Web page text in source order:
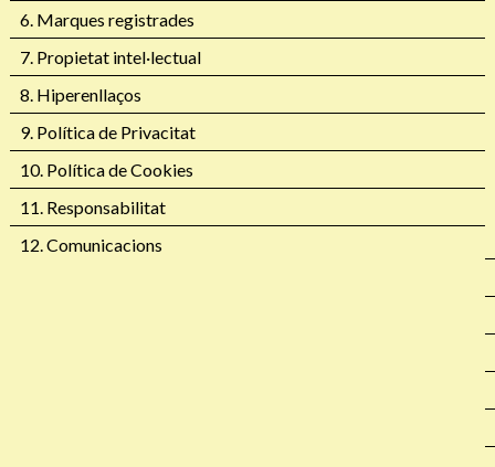
6. Marques registrades
7. Propietat intel·lectual
8. Hiperenllaços
9. Política de Privacitat
10. Política de Cookies
11. Responsabilitat
12. Comunicacions